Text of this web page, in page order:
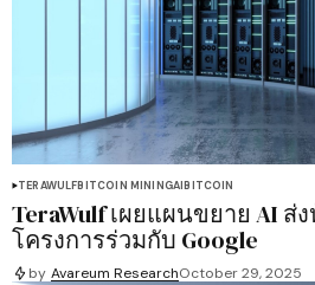
TERAWULFBITCOIN MININGAIBITCOIN
TeraWulf เผยแผนขยาย AI ส่
โครงการร่วมกับ Google
by Avareum ResearchOctober 29, 2025